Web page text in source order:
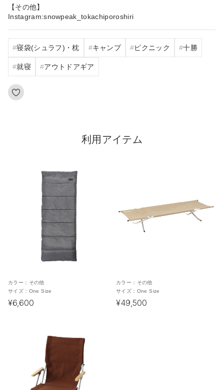
【その他】
Instagram:snowpeak_tokachiporoshiri
寝袋(シュラフ)・枕 キャンプ ピクニック 十勝
就寝 アウトドアギア
利用アイテム
カラー： その他
サイズ： One Size
¥6,600
カラー： その他
サイズ： One Size
¥49,500